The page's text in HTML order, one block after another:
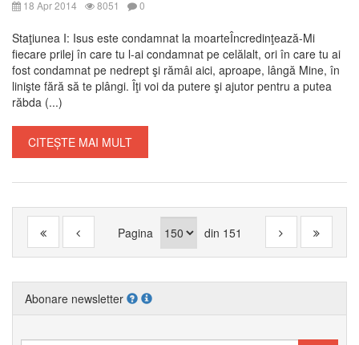
18 Apr 2014 8051 0
Staţiunea I: Isus este condamnat la moarteÎncredinţează-Mi
fiecare prilej în care tu l-ai condamnat pe celălalt, ori în care tu ai
fost condamnat pe nedrept şi rămâi aici, aproape, lângă Mine, în
linişte fără să te plângi. Îţi voi da putere şi ajutor pentru a putea
răbda (...)
CITEȘTE MAI MULT
Pagina din 151
Abonare newsletter